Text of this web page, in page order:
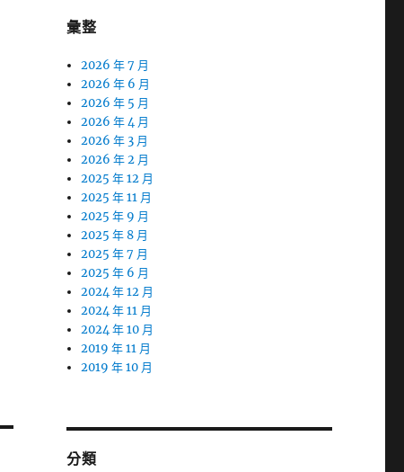
彙整
2026 年 7 月
2026 年 6 月
2026 年 5 月
2026 年 4 月
2026 年 3 月
2026 年 2 月
2025 年 12 月
2025 年 11 月
2025 年 9 月
2025 年 8 月
2025 年 7 月
2025 年 6 月
2024 年 12 月
2024 年 11 月
2024 年 10 月
2019 年 11 月
2019 年 10 月
分類